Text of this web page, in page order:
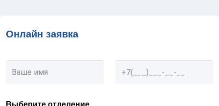
Онлайн заявка